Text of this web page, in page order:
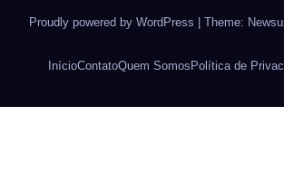
Proudly powered by WordPress Theme:
InícioContatoQuem Somos Política de